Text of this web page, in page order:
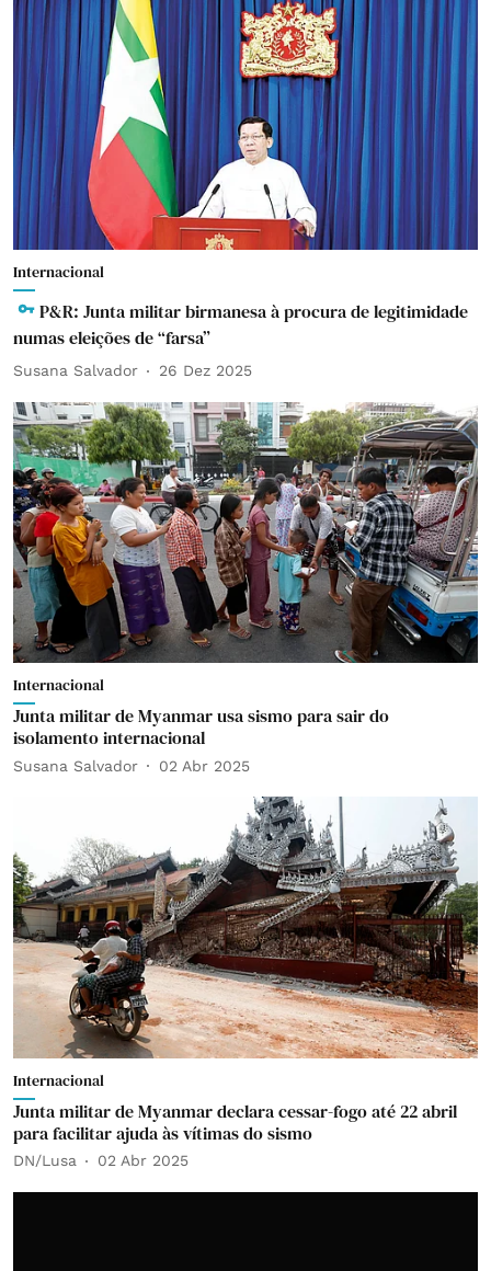
Internacional
P&R: Junta militar birmanesa à procura de legitimidade
numas eleições de “farsa”
Susana Salvador 26 Dez 2025
Internacional
Junta militar de Myanmar usa sismo para sair do
isolamento internacional
Susana Salvador 02 Abr 2025
Internacional
Junta militar de Myanmar declara cessar-fogo até 22 abril
para facilitar ajuda às vítimas do sismo
DN/Lusa 02 Abr 2025